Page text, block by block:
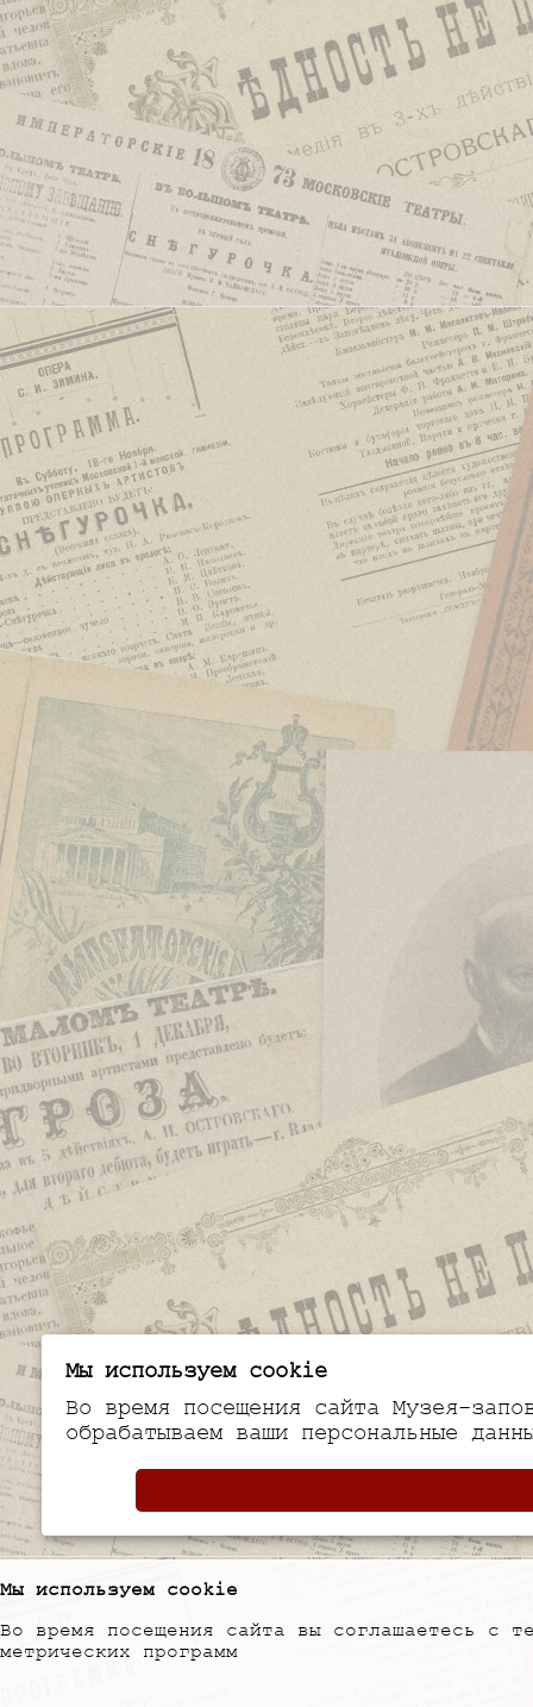
Мы используем cookie
Во время посещения сайта вы соглашаетесь с
метрических программ
Мы используем cookie
Во время посещения сайта Музея-
обрабатываем ваши персональные